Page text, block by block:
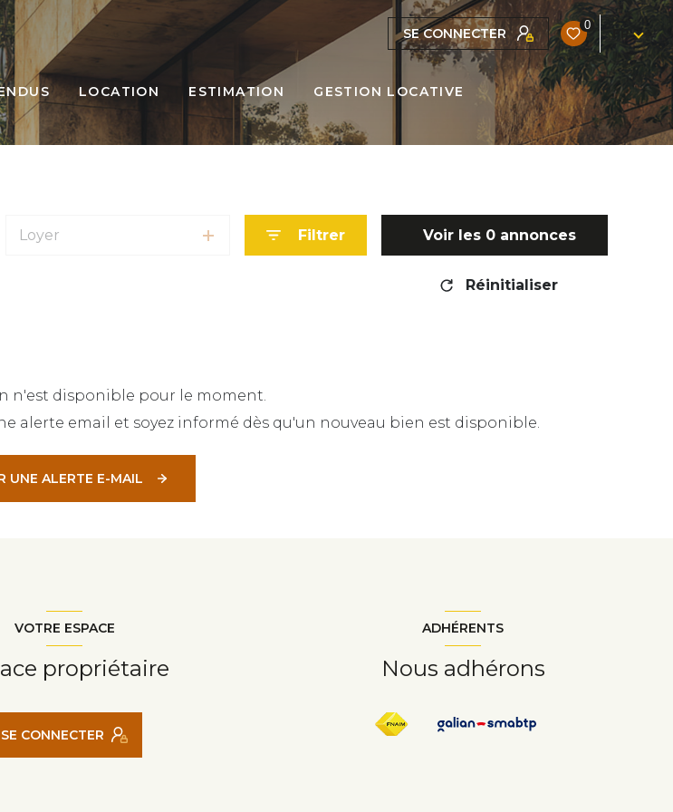
SE CONNECTER
0
FR
LOCATION ESTIMATION GESTION LOCATIVE
Loyer Filtrer Voir les 0annonces
Réinitialiser
n'est disponible pour le moment.
alerte email et soyez informé dès qu'un nouveau bien est disponible.
UNE ALERTE E-MAIL
VOTRE ESPACE
propriétaire
SE CONNECTER
ADHÉRENTS
Nous adhérons